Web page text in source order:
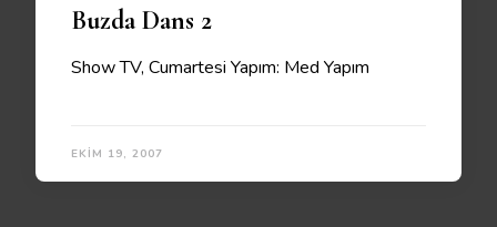
Buzda Dans 2
Show TV, Cumartesi Yapım: Med Yapım
EKIM 19, 2007